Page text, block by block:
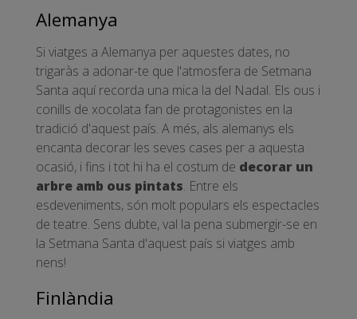
Alemanya
Si viatges a Alemanya per aquestes dates, no
trigaràs a adonar-te que l'atmosfera de Setmana
Santa aquí recorda una mica la del Nadal. Els ous i
conills de xocolata fan de protagonistes en la
tradició d'aquest país. A més, als alemanys els
encanta decorar les seves cases per a aquesta
ocasió, i fins i tot hi ha el costum de decorar un
arbre amb ous pintats. Entre els
esdeveniments, són molt populars els espectacles
de teatre. Sens dubte, val la pena submergir-se en
la Setmana Santa d'aquest país si viatges amb
nens!
Finlàndia